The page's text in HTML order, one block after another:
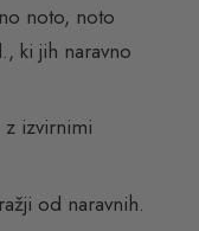
noto, noto
ki jih naravno
z izvirnimi
od naravnih.